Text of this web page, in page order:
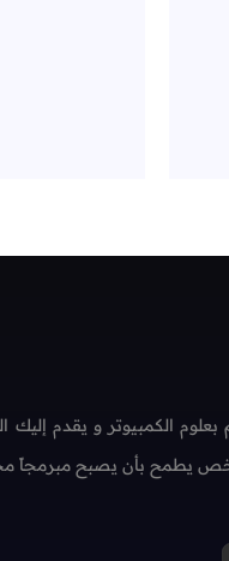
الكمبيوتر و يقدم
يطمح بأن يصبح مبرمجاً